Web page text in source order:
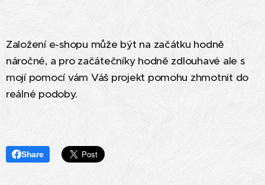
Založení e-shopu může být na začátku hodně
náročné, a pro začátečníky hodně zdlouhavé ale s
mojí pomocí vám Váš projekt pomohu zhmotnit do
reálné podoby.
Share